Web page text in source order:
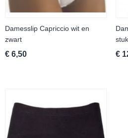
Damesslip Capriccio wit en
zwart
€ 6,50 €